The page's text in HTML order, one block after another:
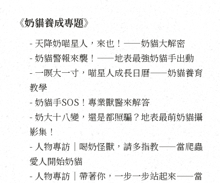
《奶貓養成專題》
- 天降奶喵星人，來也！——奶貓大解密
- 奶貓警報來襲！——地表最強奶貓手出動
- 一暝大一寸，喵星人成長日曆——奶貓養育
教學
- 奶貓手SOS！專業獸醫來解答
- 奶大十八變，還是都照騙？地表最萌奶貓攝
影集！
- 人物專訪｜喝奶怪獸，請多指教——當爬蟲
愛人開始奶貓
- 人物專訪｜帶著你，一步一步站起來——當